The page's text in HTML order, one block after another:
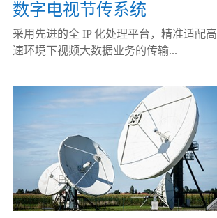
数字电视节传系统
采用先进的全 IP 化处理平台，精准适配高
速环境下视频大数据业务的传输...